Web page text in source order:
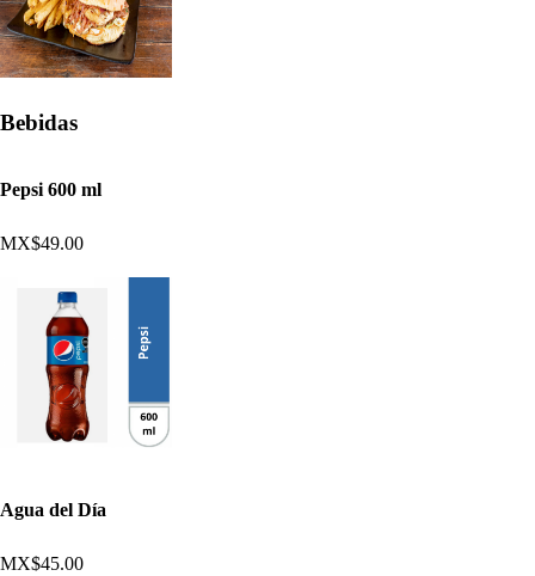
Bebidas
Pepsi 600 ml
MX$49.00
Agua del Día
MX$45.00